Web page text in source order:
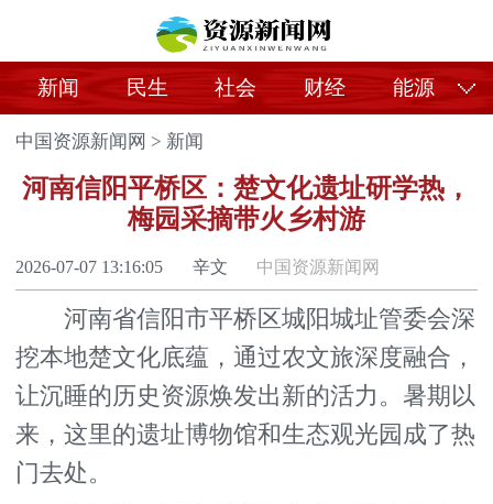
新闻 民生 社会 财经 能源
中国资源新闻网 > 新闻
河南信阳平桥区：楚文化遗址研学热，
梅园采摘带火乡村游
2026-07-07 13:16:05 辛文 中国资源新闻网
河南省信阳市平桥区城阳城址管委会深
挖本地楚文化底蕴，通过农文旅深度融合，
让沉睡的历史资源焕发出新的活力。暑期以
来，这里的遗址博物馆和生态观光园成了热
门去处。